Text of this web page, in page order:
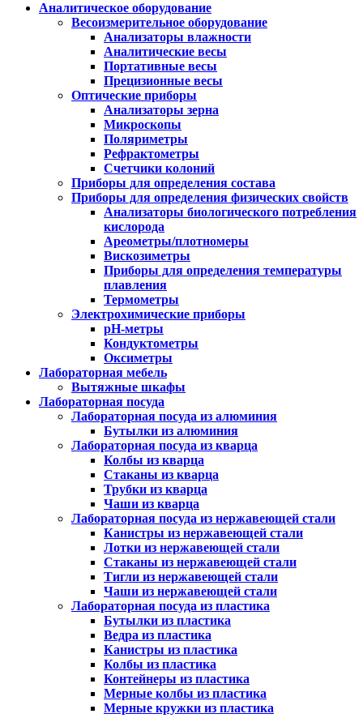
Аналитическое оборудование
Весоизмерительное оборудование
Анализаторы влажности
Аналитические весы
Портативные весы
Прецизионные весы
Оптические приборы
Анализаторы зерна
Микроскопы
Поляриметры
Рефрактометры
Счетчики колоний
Приборы для определения состава
Приборы для определения физических свойств
Анализаторы биологического потребления
кислорода
Ареометры/плотномеры
Вискозиметры
Приборы для определения температуры
плавления
Термометры
Электрохимические приборы
pH-метры
Кондуктометры
Оксиметры
Лабораторная мебель
Вытяжные шкафы
Лабораторная посуда
Лабораторная посуда из алюминия
Бутылки из алюминия
Лабораторная посуда из кварца
Колбы из кварца
Стаканы из кварца
Трубки из кварца
Чаши из кварца
Лабораторная посуда из нержавеющей стали
Канистры из нержавеющей стали
Лотки из нержавеющей стали
Стаканы из нержавеющей стали
Тигли из нержавеющей стали
Чаши из нержавеющей стали
Лабораторная посуда из пластика
Бутылки из пластика
Ведра из пластика
Канистры из пластика
Колбы из пластика
Контейнеры из пластика
Мерные колбы из пластика
Мерные кружки из пластика